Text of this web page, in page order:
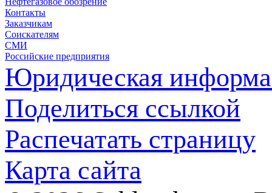
Контакты
Заказчикам
Соискателям
СМИ
Российские предприятия
Юридическая
Поделиться ссылкой
Распечатать страницу
Карта сайта